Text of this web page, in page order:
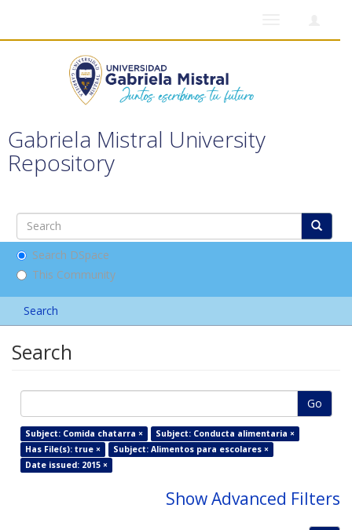
Gabriela Mistral University
Repository
Search DSpace
This Community
Search
Search
Go
Subject: Comida chatarra ×
Subject: Conducta alimentaria ×
Has File(s): true ×
Subject: Alimentos para escolares ×
Date issued: 2015 ×
Show Advanced Filters